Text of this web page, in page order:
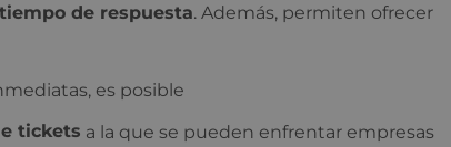
de respuesta. Además, permiten ofrecer
es posible
tickets a la que se pueden enfrentar empresas